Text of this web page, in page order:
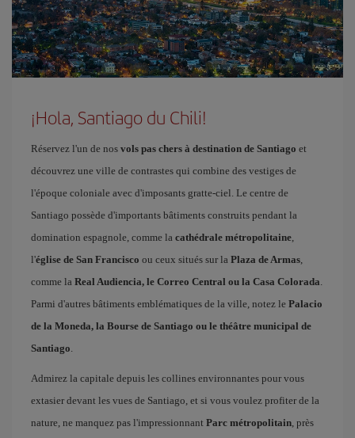
¡Hola, Santiago du Chili!
Réservez l'un de nos vols pas chers à destination de Santiago et
découvrez une ville de contrastes qui combine des vestiges de
l'époque coloniale avec d'imposants gratte-ciel. Le centre de
Santiago possède d'importants bâtiments construits pendant la
domination espagnole, comme la cathédrale métropolitaine,
l'église de San Francisco ou ceux situés sur la Plaza de Armas,
comme la Real Audiencia, le Correo Central ou la Casa Colorada.
Parmi d'autres bâtiments emblématiques de la ville, notez le Palacio
de la Moneda, la Bourse de Santiago ou le théâtre municipal de
Santiago.
Admirez la capitale depuis les collines environnantes pour vous
extasier devant les vues de Santiago, et si vous voulez profiter de la
nature, ne manquez pas l'impressionnant Parc métropolitain, près